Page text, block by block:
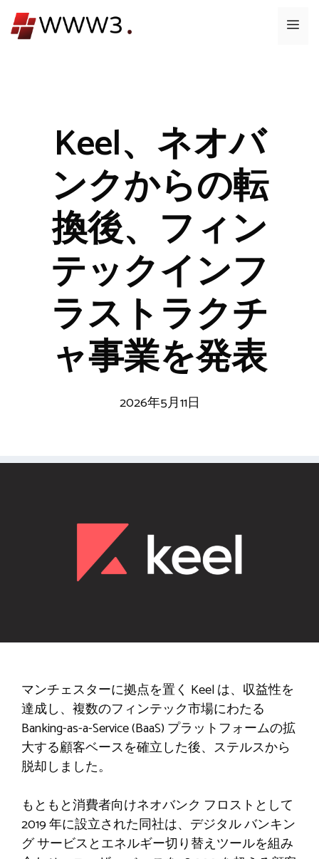
ン
メ
Keel、ネオバ
ンクからの転
換後、フィン
テックインフ
ラストラクチ
ャ事業を発表
2026年5月11日
マンチェスターに拠点を置く Keel は、収益性を
達成し、複数のフィンテック市場にわたる
Banking-as-a-Service (BaaS) プラットフォームの拡
大する顧客ベースを確立した後、ステルスから
脱却しました。
もともと消費者向けネオバンク フロストとして
2019 年に設立された同社は、デジタル バンキン
グ サービスとエネルギー切り替えツールを組み